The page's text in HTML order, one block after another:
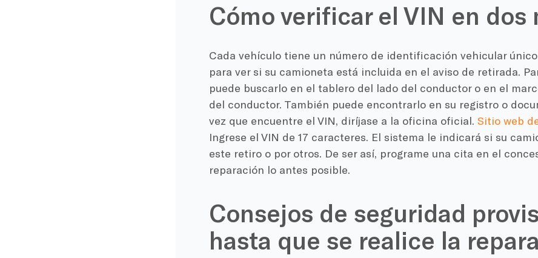
Cómo verificar el VIN en dos
Cada vehículo tiene un número de identificación vehicular
para ver si su camioneta está incluida en el aviso de retirada.
puede buscarlo en el tablero del lado del conductor o en el
del conductor. También puede encontrarlo en su registro o
vez que encuentre el VIN, diríjase a la oficina oficial. Sitio web
Ingrese el VIN de 17 caracteres. El sistema le indicará si su
este retiro o por otros. De ser así, programe una cita en el
reparación lo antes posible.
Consejos de seguridad
hasta que se realice la